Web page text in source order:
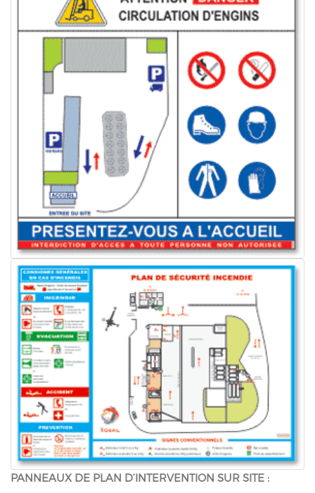
PANNEAUX DE PLAN D’INTERVENTION SUR SITE :